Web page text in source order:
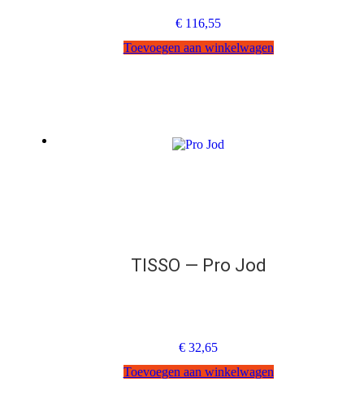
€ 116,55
Toevoegen aan winkelwagen
TISSO — Pro Jod
€ 32,65
Toevoegen aan winkelwagen